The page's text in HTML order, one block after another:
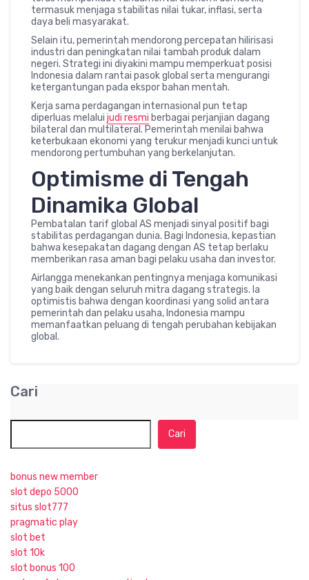
termasuk menjaga stabilitas nilai tukar, inflasi, serta
daya beli masyarakat.
Selain itu, pemerintah mendorong percepatan hilirisasi
industri dan peningkatan nilai tambah produk dalam
negeri. Strategi ini diyakini mampu memperkuat posisi
Indonesia dalam rantai pasok global serta mengurangi
ketergantungan pada ekspor bahan mentah.
Kerja sama perdagangan internasional pun tetap
diperluas melalui judi resmi berbagai perjanjian dagang
bilateral dan multilateral. Pemerintah menilai bahwa
keterbukaan ekonomi yang terukur menjadi kunci untuk
mendorong pertumbuhan yang berkelanjutan.
Optimisme di Tengah
Dinamika Global
Pembatalan tarif global AS menjadi sinyal positif bagi
stabilitas perdagangan dunia. Bagi Indonesia, kepastian
bahwa kesepakatan dagang dengan AS tetap berlaku
memberikan rasa aman bagi pelaku usaha dan investor.
Airlangga menekankan pentingnya menjaga komunikasi
yang baik dengan seluruh mitra dagang strategis. Ia
optimistis bahwa dengan koordinasi yang solid antara
pemerintah dan pelaku usaha, Indonesia mampu
memanfaatkan peluang di tengah perubahan kebijakan
global.
Cari
Cari
bonus new member
slot depo 5000
situs slot777
pragmatic play
slot bet
slot 10k
slot bonus 100